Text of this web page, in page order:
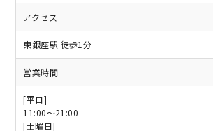
アクセス
東銀座駅 徒歩1分
営業時間
[平日]
11:00～21:00
[土曜日]